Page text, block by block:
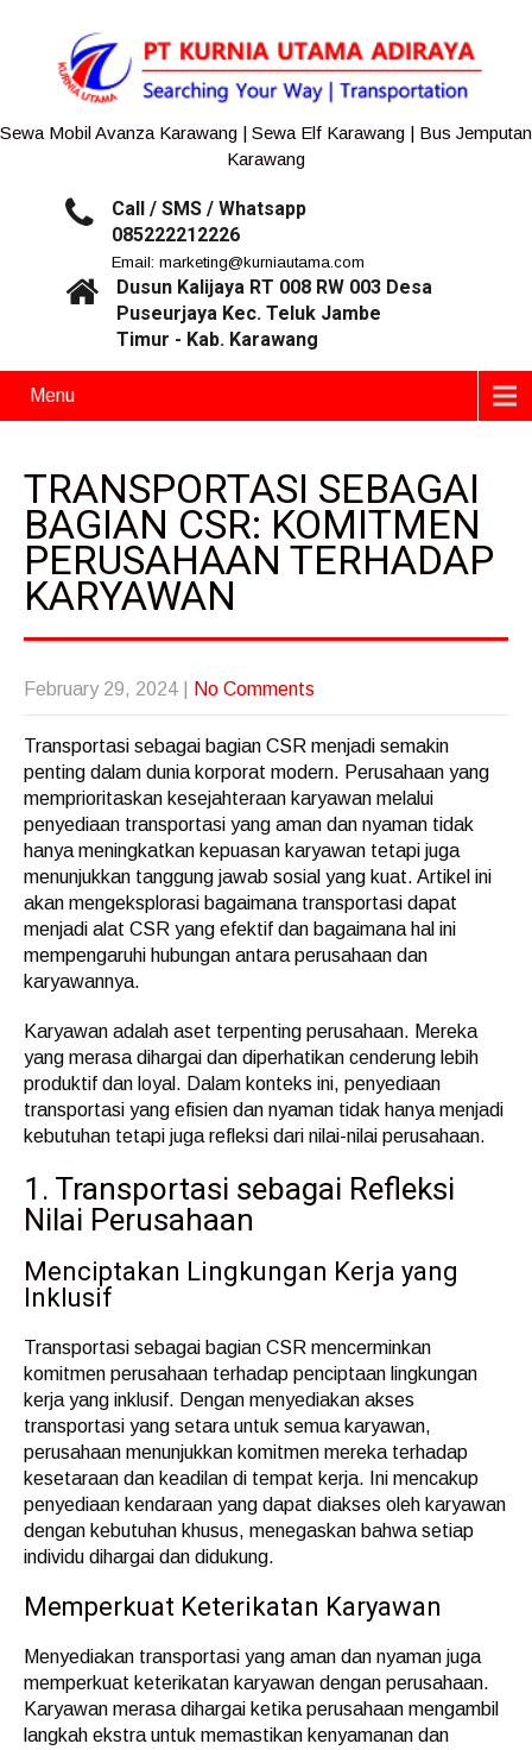
Sewa Mobil Avanza Karawang | Sewa Elf Karawang | Bus Jemputan
Karawang
Call / SMS / Whatsapp
085222212226
Email: marketing@kurniautama.com
Dusun Kalijaya RT 008 RW 003 Desa
Puseurjaya Kec. Teluk Jambe
Timur - Kab. Karawang
Menu
TRANSPORTASI SEBAGAI
BAGIAN CSR: KOMITMEN
PERUSAHAAN TERHADAP
KARYAWAN
February 29, 2024 No Comments
Transportasi sebagai bagian CSR menjadi semakin
penting dalam dunia korporat modern. Perusahaan yang
memprioritaskan kesejahteraan karyawan melalui
penyediaan transportasi yang aman dan nyaman tidak
hanya meningkatkan kepuasan karyawan tetapi juga
menunjukkan tanggung jawab sosial yang kuat. Artikel ini
akan mengeksplorasi bagaimana transportasi dapat
menjadi alat CSR yang efektif dan bagaimana hal ini
mempengaruhi hubungan antara perusahaan dan
karyawannya.
Karyawan adalah aset terpenting perusahaan. Mereka
yang merasa dihargai dan diperhatikan cenderung lebih
produktif dan loyal. Dalam konteks ini, penyediaan
transportasi yang efisien dan nyaman tidak hanya menjadi
kebutuhan tetapi juga refleksi dari nilai-nilai perusahaan.
1. Transportasi sebagai Refleksi
Nilai Perusahaan
Menciptakan Lingkungan Kerja yang
Inklusif
Transportasi sebagai bagian CSR mencerminkan
komitmen perusahaan terhadap penciptaan lingkungan
kerja yang inklusif. Dengan menyediakan akses
transportasi yang setara untuk semua karyawan,
perusahaan menunjukkan komitmen mereka terhadap
kesetaraan dan keadilan di tempat kerja. Ini mencakup
penyediaan kendaraan yang dapat diakses oleh karyawan
dengan kebutuhan khusus, menegaskan bahwa setiap
individu dihargai dan didukung.
Memperkuat Keterikatan Karyawan
Menyediakan transportasi yang aman dan nyaman juga
memperkuat keterikatan karyawan dengan perusahaan.
Karyawan merasa dihargai ketika perusahaan mengambil
langkah ekstra untuk memastikan kenyamanan dan